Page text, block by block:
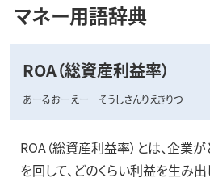
マネー用語辞典
ROA（総資産利益率）
あーるおーえー そうしさんりえきりつ
ROA（総資産利益率）とは、企業
を回して、どのくらい利益を生み